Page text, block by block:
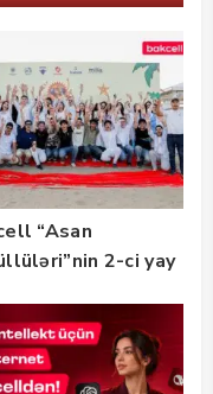
“Asan
2-ci yay
— FOTO